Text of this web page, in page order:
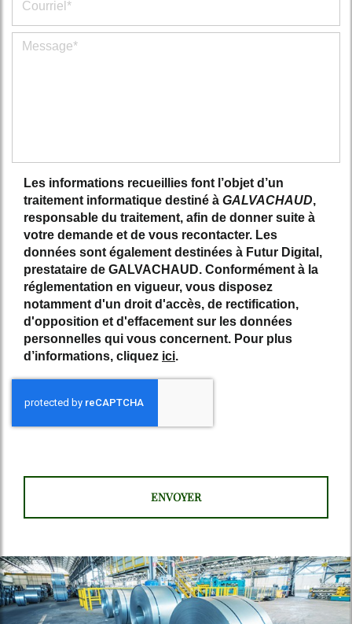
Les informations recueillies font l’objet d’un
traitement informatique destiné à GALVACHAUD,
responsable du traitement, afin de donner suite à
votre demande et de vous recontacter. Les
données sont également destinées à Futur Digital,
prestataire de GALVACHAUD. Conformément à la
réglementation en vigueur, vous disposez
notamment d'un droit d'accès, de rectification,
d'opposition et d'effacement sur les données
personnelles qui vous concernent. Pour plus
d’informations, cliquez ici.